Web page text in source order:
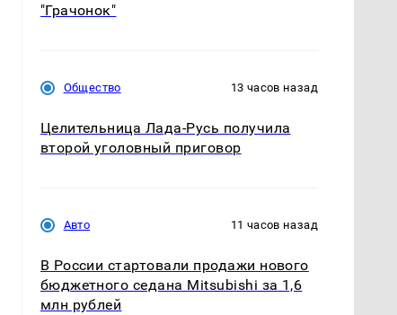
"Грачонок"
Общество 13 часов назад
Целительница Лада-Русь получила
второй уголовный приговор
Авто 11 часов назад
В России стартовали продажи нового
бюджетного седана Mitsubishi за 1,6
млн рублей